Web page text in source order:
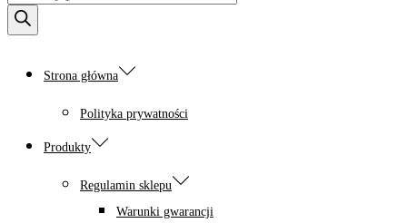
produktów
Strona główna
Polityka prywatności
Produkty
Regulamin sklepu
Warunki gwarancji